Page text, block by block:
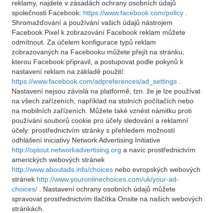
reklamy, najdete v zásadách ochrany osobních údajů
společnosti Facebook: https://www.facebook.com/policy
Shromažďování a používání vašich údajů nástrojem
Facebook Pixel k zobrazování Facebook reklam můžete
odmítnout. Za účelem konfigurace typů reklam
zobrazovaných na Facebooku můžete přejít na stránku,
kterou Facebook připravil, a postupovat podle pokynů k
nastavení reklam na základě použití:
https://www.facebook.com/adpreferences/ad_settings
Nastavení nejsou závislá na platformě, tzn. že je lze používat
na všech zařízeních, například na stolních počítačích nebo
na mobilních zařízeních. Můžete také vznést námitku proti
používání souborů cookie pro účely sledování a reklamní
účely: prostřednictvím stránky s přehledem možností
odhlášení iniciativy Network Advertising Initiative
http://optout.networkadvertising.org a navíc prostřednictvím
amerických webových stránek
http://www.aboutads.info/choices nebo evropských webových
stránek http://www.youronlinechoices.com/uk/your-ad-
choices/
. Nastavení ochrany osobních údajů můžete
spravovat prostřednictvím tlačítka Onsite na našich webových
stránkách.